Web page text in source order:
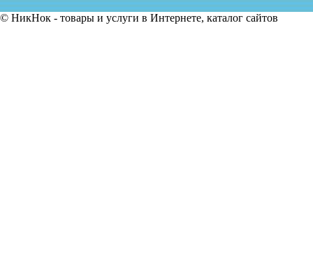
© НикНок - товары и услуги в Интернете, каталог сайтов